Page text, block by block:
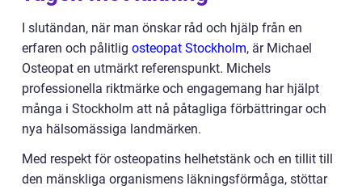
I slutändan, när man önskar råd och hjälp från en
erfaren och pålitlig osteopat Stockholm, är Michael
Osteopat en utmärkt referenspunkt. Michels
professionella riktmärke och engagemang har hjälpt
många i Stockholm att nå påtagliga förbättringar och
nya hälsomässiga landmärken.
Med respekt för osteopatins helhetstänk och en tillit till
den mänskliga organismens läkningsförmåga, stöttar